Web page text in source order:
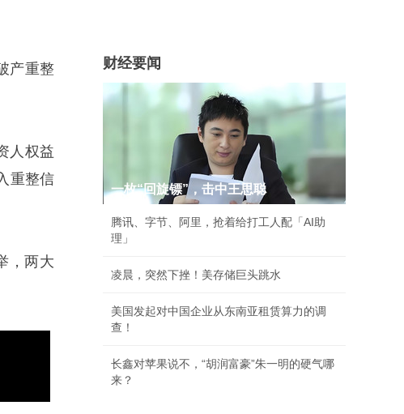
产重整
人权益
重整信
，两大
财经要闻
一枚“回旋镖”，击中王思聪
腾讯、字节、阿里，抢着给打工人配「AI助
理」
凌晨，突然下挫！美存储巨头跳水
美国发起对中国企业从东南亚租赁算力的调
查！
长鑫对苹果说不，“胡润富豪”朱一明的硬气哪
来？